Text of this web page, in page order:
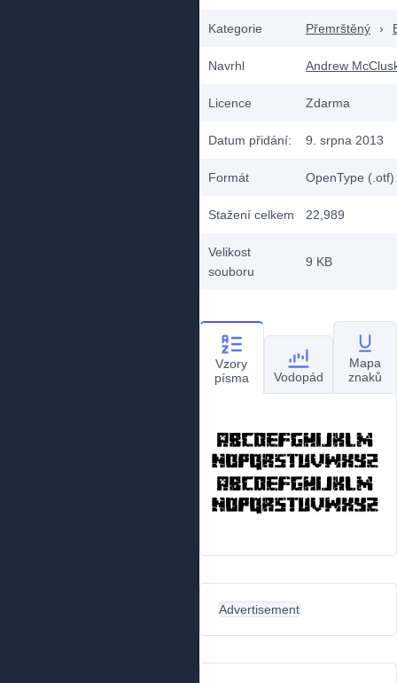
Kategorie Přemrštěný ›
Navrhl Andrew
Licence Zdarma
Datum přidání: 9. srpna 2013
Formát OpenType (.otf)
Stažení celkem 22,989
Velikost
souboru
9 KB
Vzory
písma
Vodopád
Mapa
znaků
Advertisement